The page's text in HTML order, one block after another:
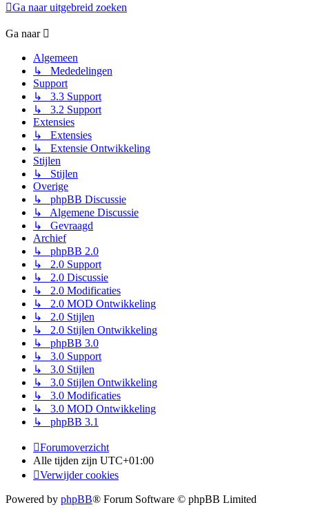
Ga naar uitgebreid zoeken
Ga naar
Algemeen
↳ Mededelingen
Support
↳ 3.3 Support
↳ 3.2 Support
Extensies
↳ Extensies
↳ Extensie Ontwikkeling
Stijlen
↳ Stijlen
Overige
↳ phpBB Discussie
↳ Algemene Discussie
↳ Gevraagd
Archief
↳ phpBB 2.0
↳ 2.0 Support
↳ 2.0 Discussie
↳ 2.0 Modificaties
↳ 2.0 MOD Ontwikkeling
↳ 2.0 Stijlen
↳ 2.0 Stijlen Ontwikkeling
↳ phpBB 3.0
↳ 3.0 Support
↳ 3.0 Stijlen
↳ 3.0 Stijlen Ontwikkeling
↳ 3.0 Modificaties
↳ 3.0 MOD Ontwikkeling
↳ phpBB 3.1
Forumoverzicht
Alle tijden zijn UTC+01:00
Verwijder cookies
Powered by phpBB® Forum Software © phpBB Limited